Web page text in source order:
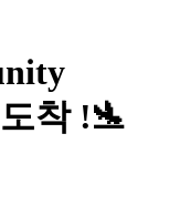
착 !🛬